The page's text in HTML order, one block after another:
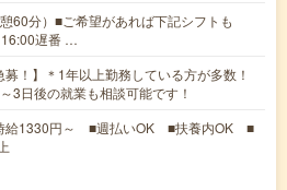
60分）■ご希望があれば下記シフトも
遅番 …
募！】＊1年以上勤務している方が多数！
3日後の就業も相談可能です！
給1330円～ ■週払いOK ■扶養内OK ■